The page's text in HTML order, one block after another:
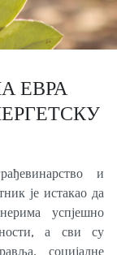
ЕВРА
и
је истакао да
успјешно
а сви су
социјалне